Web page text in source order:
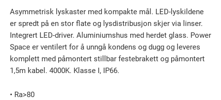
Asymmetrisk lyskaster med kompakte mål. LED-lyskildene
er spredt på en stor flate og lysdistribusjon skjer via linser.
Integrert LED-driver. Aluminiumshus med herdet glass. Power
Space er ventilert for å unngå kondens og dugg og leveres
komplett med påmontert stillbar festebrakett og påmontert
1,5m kabel. 4000K. Klasse I, IP66.
• Ra>80